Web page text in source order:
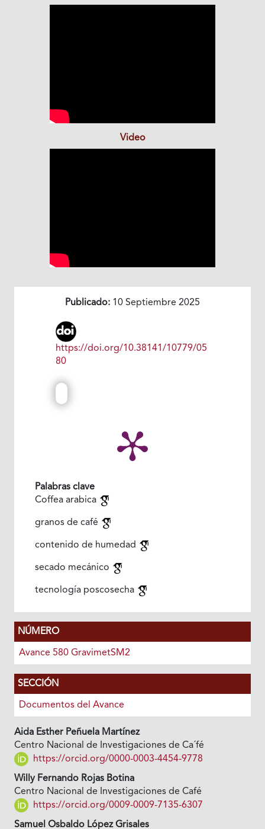
Video
Publicado: 10 Septiembre 2025
https://doi.org/10.38141/10779/05
80
Palabras clave
Coffea arabica
granos de café
contenido de humedad
secado mecánico
tecnología poscosecha
NÚMERO
Avance 580 GravimetSM2
SECCIÓN
Documentos del Avance
Aida Esther Peñuela Martínez
Centro Nacional de Investigaciones de Ca´fé
https://orcid.org/0000-0003-4454-9778
Willy Fernando Rojas Botina
Centro Nacional de Investigaciones de Café
https://orcid.org/0009-0009-7135-6307
Samuel Osbaldo López Grisales